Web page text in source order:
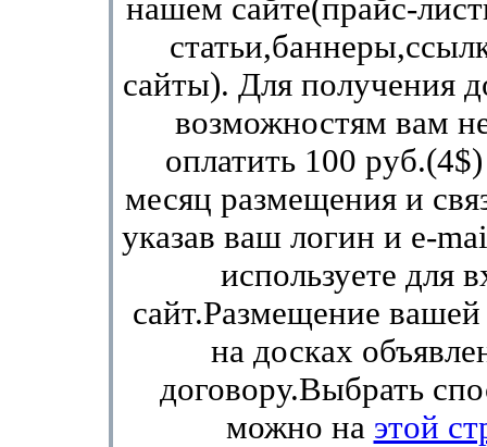
нашем сайте(прайс-
сайты). Для получения
возможностям вам
оплатить 100
месяц размещения и
указав ваш логин и e-
используете для
сайт.Размещение
на досках
договору.Выбрать
можно на этой